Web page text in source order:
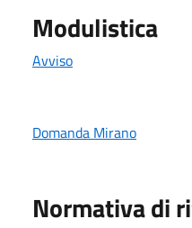
Modulistica
Avviso
Domanda Mirano
Normativa di